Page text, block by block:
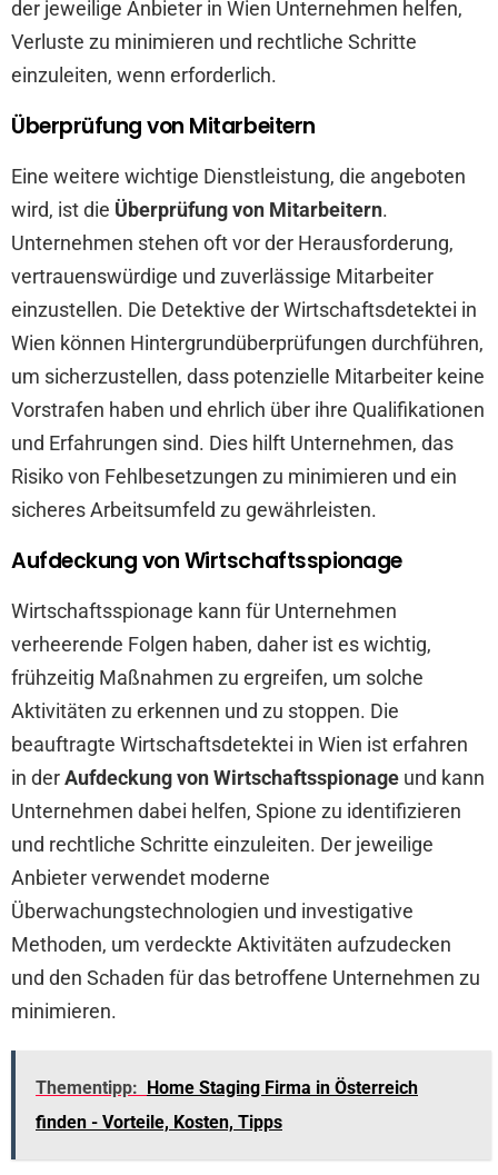
der jeweilige Anbieter in Wien Unternehmen helfen,
Verluste zu minimieren und rechtliche Schritte
einzuleiten, wenn erforderlich.
Überprüfung von Mitarbeitern
Eine weitere wichtige Dienstleistung, die angeboten
wird, ist die Überprüfung von Mitarbeitern.
Unternehmen stehen oft vor der Herausforderung,
vertrauenswürdige und zuverlässige Mitarbeiter
einzustellen. Die Detektive der Wirtschaftsdetektei in
Wien können Hintergrundüberprüfungen durchführen,
um sicherzustellen, dass potenzielle Mitarbeiter keine
Vorstrafen haben und ehrlich über ihre Qualifikationen
und Erfahrungen sind. Dies hilft Unternehmen, das
Risiko von Fehlbesetzungen zu minimieren und ein
sicheres Arbeitsumfeld zu gewährleisten.
Aufdeckung von Wirtschaftsspionage
Wirtschaftsspionage kann für Unternehmen
verheerende Folgen haben, daher ist es wichtig,
frühzeitig Maßnahmen zu ergreifen, um solche
Aktivitäten zu erkennen und zu stoppen. Die
beauftragte Wirtschaftsdetektei in Wien ist erfahren
in derAufdeckung von Wirtschaftsspionage und kann
Unternehmen dabei helfen, Spione zu identifizieren
und rechtliche Schritte einzuleiten. Der jeweilige
Anbieter verwendet moderne
Überwachungstechnologien und investigative
Methoden, um verdeckte Aktivitäten aufzudecken
und den Schaden für das betroffene Unternehmen zu
minimieren.
Thementipp:
Home Staging Firma in Österreich
finden - Vorteile, Kosten, Tipps